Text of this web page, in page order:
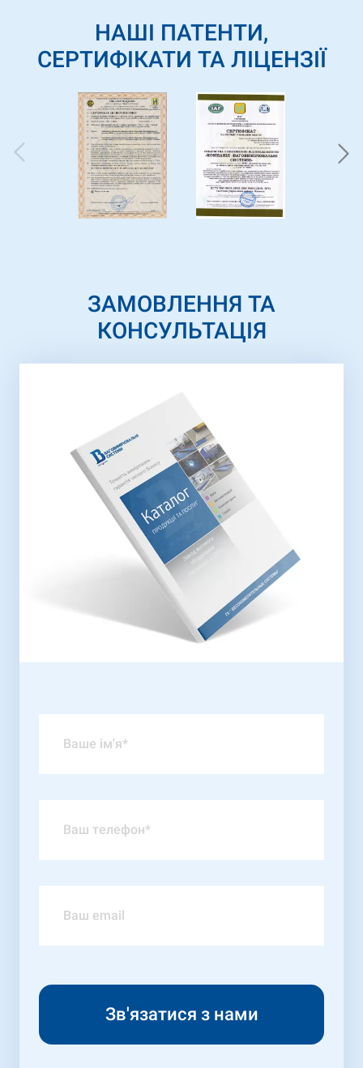
НАШІ ПАТЕНТИ,
СЕРТИФІКАТИ ТА ЛІЦЕНЗІЇ
ЗАМОВЛЕННЯ ТА
КОНСУЛЬТАЦІЯ